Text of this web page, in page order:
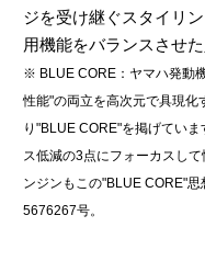
ジを受け継ぐスタイリ
用機能をバランスさせ
※ BLUE CORE：ヤマハ発動
性能"の両立を高次元で具現化
り"BLUE CORE"を掲げてい
ス低減の3点にフォーカスし
ンジンもこの"BLUE CORE"
5676267号。